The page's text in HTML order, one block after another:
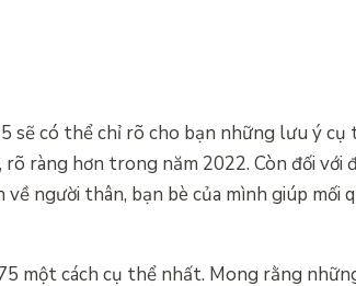
sẽ có thể chỉ rõ cho bạn những lưu ý cụ
ràng hơn trong năm 2022. Còn đối với
người thân, bạn bè của mình giúp mối
một cách cụ thể nhất. Mong rằng